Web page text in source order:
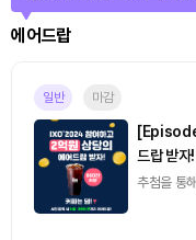
에어드랍
일반 마감
드랍 받자!
추첨을 통